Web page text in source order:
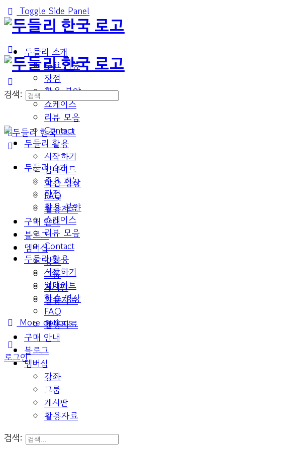
Toggle Side Panel
두들리 소개
주요 기능
장점
활용 분야
쇼케이스
리뷰 모음
Contact
두들리 활용
시작하기
업데이트
학습 영상
FAQ
활용자료
구매 안내
블로그
멤버십
강좌
그룹
게시판
활용자료
More options
로그인
검색:
두들리 소개
주요 기능
장점
활용 분야
쇼케이스
리뷰 모음
Contact
두들리 활용
시작하기
업데이트
학습 영상
FAQ
활용자료
구매 안내
블로그
멤버십
강좌
그룹
게시판
활용자료
검색: